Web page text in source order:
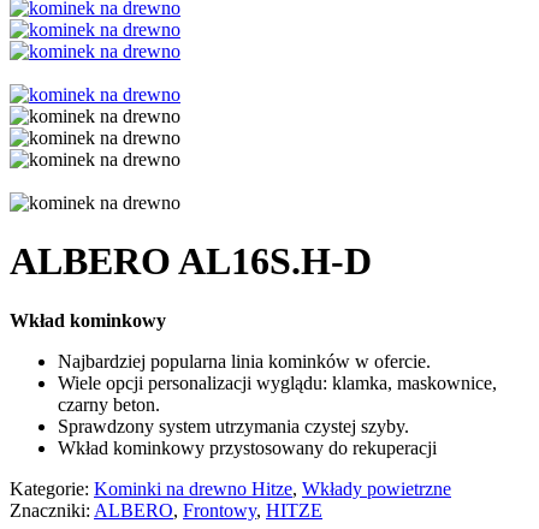
ALBERO AL16S.H-D
Wkład kominkowy
Najbardziej popularna linia kominków w ofercie.
Wiele opcji personalizacji wyglądu: klamka, maskownice,
czarny beton.
Sprawdzony system utrzymania czystej szyby.
Wkład kominkowy przystosowany do rekuperacji
Kategorie: Kominki na drewno Hitze, Wkłady powietrzne
Znaczniki: ALBERO, Frontowy, HITZE